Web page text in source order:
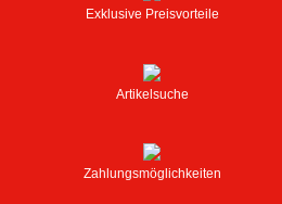
Exklusive Preisvorteile
Artikelsuche
Zahlungsmöglichkeiten